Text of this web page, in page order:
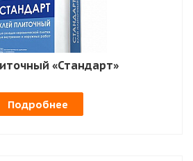
«Стандарт»
Подробнее